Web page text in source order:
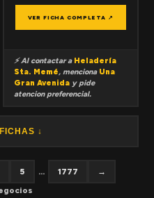
VER FICHA COMPLETA ↗
⚡ Al contactar a Heladería
Sta. Memé, menciona Una
Gran Avenida y pide
atencion preferencial.
↓
5 ... 1777
→